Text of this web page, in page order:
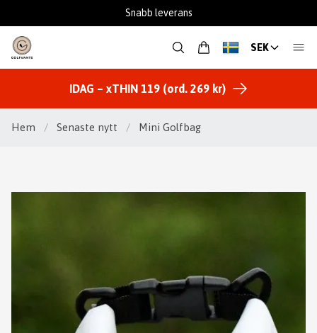
Snabb leverans
SEK
IDAG – xTHIN 119 (ord. 269 kr)
Hem / Senaste nytt / Mini Golfbag